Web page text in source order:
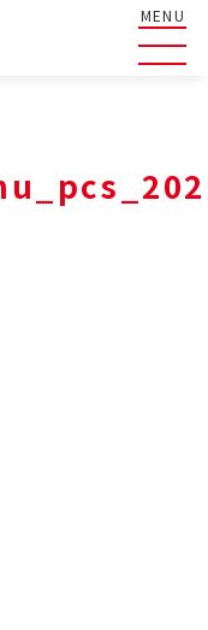
MENU